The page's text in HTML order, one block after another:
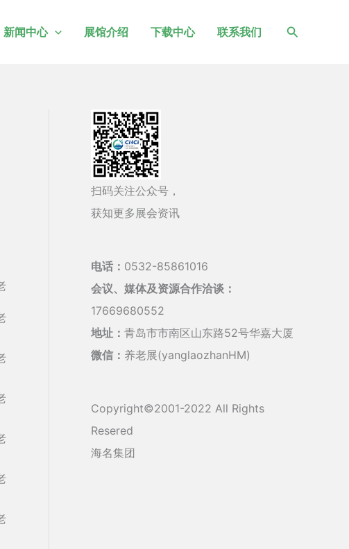
新闻中心 展馆介绍 下载中心 联系我们
搜
扫码关注公众号，
获知更多展会资讯
电话： 0532-85861016
会议、媒体及资源合作洽谈：
17669680552
地址： 青岛市市南区山东路52号华嘉大厦
微信： 养老展(yanglaozhanHM)
Copyright©2001-2022 All Rights
Resered
海名集团